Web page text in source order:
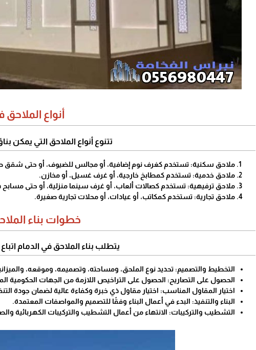
أنواع الملاحق
تتنوع أنواع الملاحق التي يمكن
ملاحق سكنية: تستخدم كغرف نوم إضافية، أو مجالس للضيوف، أو حتى شقق
ملاحق خدمية: تستخدم كمطابخ خارجية، أو غرف غسيل، أو مخازن.
ملاحق ترفيهية: تستخدم كصالات ألعاب، أو غرف سينما منزلية، أو حتى مسابح
ملاحق تجارية: تستخدم كمكاتب، أو عيادات، أو محلات تجارية صغيرة.
خطوات بناء
يتطلب بناء الملاحق في الدمام
التخطيط والتصميم: تحديد نوع الملحق، ومساحته، وتصميمه، وموقعه،
الحصول على التصاريح: الحصول على التراخيص اللازمة من الجهات الحكومية
اختيار المقاول المناسب: اختيار مقاول ذي خبرة وكفاءة عالية لضمان جودة
البناء والتنفيذ: البدء في أعمال البناء وفقًا للتصميم والمواصفات المعتمدة.
التشطيب والتركيبات: الانتهاء من أعمال التشطيب والتركيبات الكهربائية